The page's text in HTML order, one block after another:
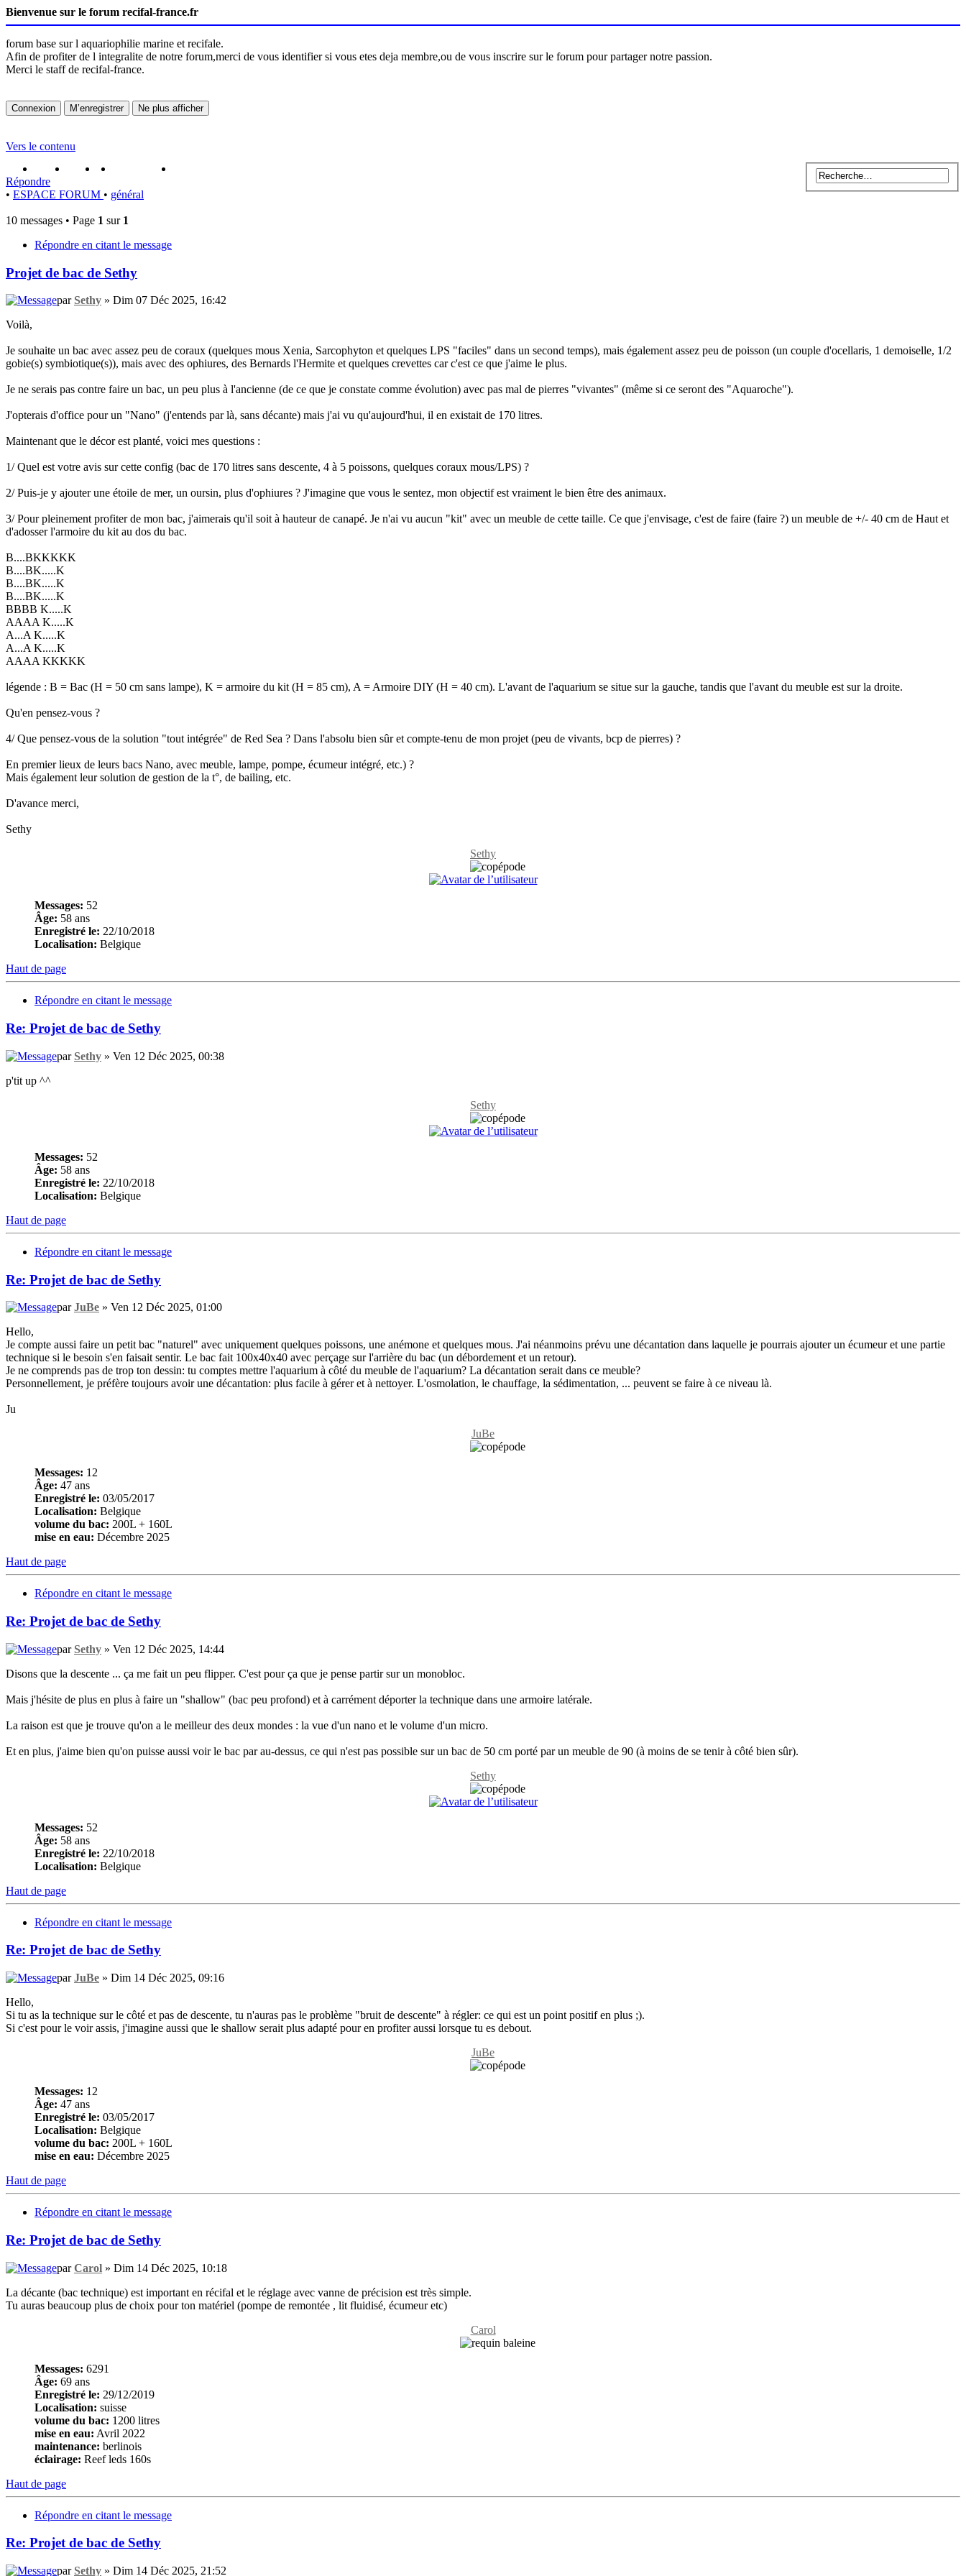
Bienvenue sur le forum recifal-france.fr
forum base sur l aquariophilie marine et recifale.
Afin de profiter de l integralite de notre forum,merci de vous identifier si vous etes deja membre,ou de vous inscrire sur le forum pour partager notre passion.
Merci le staff de recifal-france.
Vers le contenu
portail
forum faq m'enregister
Répondre
• ESPACE FORUM • général
10 messages • Page 1 sur 1
Répondre en citant le message
Projet de bac de Sethy
par Sethy » Dim 07 Déc 2025, 16:42
Voilà,
Je souhaite un bac avec assez peu de coraux (quelques mous Xenia, Sarcophyton et quelques LPS "faciles" dans un second temps), mais également assez peu de poisson (un couple d'ocellaris, 1 demoiselle, 1/2
gobie(s) symbiotique(s)), mais avec des ophiures, des Bernards l'Hermite et quelques crevettes car c'est ce que j'aime le plus.
Je ne serais pas contre faire un bac, un peu plus à l'ancienne (de ce que je constate comme évolution) avec pas mal de pierres "vivantes" (même si ce seront des "Aquaroche").
J'opterais d'office pour un "Nano" (j'entends par là, sans décante) mais j'ai vu qu'aujourd'hui, il en existait de 170 litres.
Maintenant que le décor est planté, voici mes questions :
1/ Quel est votre avis sur cette config (bac de 170 litres sans descente, 4 à 5 poissons, quelques coraux mous/LPS) ?
2/ Puis-je y ajouter une étoile de mer, un oursin, plus d'ophiures ? J'imagine que vous le sentez, mon objectif est vraiment le bien être des animaux.
3/ Pour pleinement profiter de mon bac, j'aimerais qu'il soit à hauteur de canapé. Je n'ai vu aucun "kit" avec un meuble de cette taille. Ce que j'envisage, c'est de faire (faire ?) un meuble de +/- 40 cm de Haut et
d'adosser l'armoire du kit au dos du bac.
B....BKKKKK
B....BK.....K
B....BK.....K
B....BK.....K
BBBB K.....K
AAAA K.....K
A...A K.....K
A...A K.....K
AAAA KKKKK
légende : B = Bac (H = 50 cm sans lampe), K = armoire du kit (H = 85 cm), A = Armoire DIY (H = 40 cm). L'avant de l'aquarium se situe sur la gauche, tandis que l'avant du meuble est sur la droite.
Qu'en pensez-vous ?
4/ Que pensez-vous de la solution "tout intégrée" de Red Sea ? Dans l'absolu bien sûr et compte-tenu de mon projet (peu de vivants, bcp de pierres) ?
En premier lieux de leurs bacs Nano, avec meuble, lampe, pompe, écumeur intégré, etc.) ?
Mais également leur solution de gestion de la t°, de bailing, etc.
D'avance merci,
Sethy
Sethy
Messages: 52
Âge: 58 ans
Enregistré le: 22/10/2018
Localisation: Belgique
Haut de page
Répondre en citant le message
Re: Projet de bac de Sethy
par Sethy » Ven 12 Déc 2025, 00:38
p'tit up ^^
Sethy
Messages: 52
Âge: 58 ans
Enregistré le: 22/10/2018
Localisation: Belgique
Haut de page
Répondre en citant le message
Re: Projet de bac de Sethy
parJuBe » Ven 12 Déc 2025, 01:00
Hello,
Je compte aussi faire un petit bac "naturel" avec uniquement quelques poissons, une anémone et quelques mous. J'ai néanmoins prévu une décantation dans laquelle je pourrais ajouter un écumeur et une partie
technique si le besoin s'en faisait sentir. Le bac fait 100x40x40 avec perçage sur l'arrière du bac (un débordement et un retour).
Je ne comprends pas de trop ton dessin: tu comptes mettre l'aquarium à côté du meuble de l'aquarium? La décantation serait dans ce meuble?
Personnellement, je préfère toujours avoir une décantation: plus facile à gérer et à nettoyer. L'osmolation, le chauffage, la sédimentation, ... peuvent se faire à ce niveau là.
Ju
JuBe
Messages: 12
Âge: 47 ans
Enregistré le: 03/05/2017
Localisation: Belgique
volume du bac: 200L + 160L
mise en eau: Décembre 2025
Haut de page
Répondre en citant le message
Re: Projet de bac de Sethy
par Sethy » Ven 12 Déc 2025, 14:44
Disons que la descente ... ça me fait un peu flipper. C'est pour ça que je pense partir sur un monobloc.
Mais j'hésite de plus en plus à faire un "shallow" (bac peu profond) et à carrément déporter la technique dans une armoire latérale.
La raison est que je trouve qu'on a le meilleur des deux mondes : la vue d'un nano et le volume d'un micro.
Et en plus, j'aime bien qu'on puisse aussi voir le bac par au-dessus, ce qui n'est pas possible sur un bac de 50 cm porté par un meuble de 90 (à moins de se tenir à côté bien sûr).
Sethy
Messages: 52
Âge: 58 ans
Enregistré le: 22/10/2018
Localisation: Belgique
Haut de page
Répondre en citant le message
Re: Projet de bac de Sethy
parJuBe » Dim 14 Déc 2025, 09:16
Hello,
Si tu as la technique sur le côté et pas de descente, tu n'auras pas le problème "bruit de descente" à régler: ce qui est un point positif en plus ;).
Si c'est pour le voir assis, j'imagine aussi que le shallow serait plus adapté pour en profiter aussi lorsque tu es debout.
JuBe
Messages: 12
Âge: 47 ans
Enregistré le: 03/05/2017
Localisation: Belgique
volume du bac: 200L + 160L
mise en eau: Décembre 2025
Haut de page
Répondre en citant le message
Re: Projet de bac de Sethy
parCarol » Dim 14 Déc 2025, 10:18
La décante (bac technique) est important en récifal et le réglage avec vanne de précision est très simple.
Tu auras beaucoup plus de choix pour ton matériel (pompe de remontée , lit fluidisé, écumeur etc)
Carol
Messages: 6291
Âge: 69 ans
Enregistré le: 29/12/2019
Localisation: suisse
volume du bac: 1200 litres
mise en eau: Avril 2022
maintenance: berlinois
éclairage: Reef leds 160s
Haut de page
Répondre en citant le message
Re: Projet de bac de Sethy
par Sethy » Dim 14 Déc 2025, 21:52